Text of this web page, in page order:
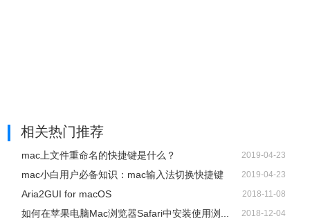
相关热门推荐
mac上文件重命名的快捷键是什么？ 2019-04-23
mac小白用户必备知识：mac输入法切换快捷键 2019-04-23
Aria2GUI for macOS 2018-11-08
如何在苹果电脑Mac浏览器Safari中安装使用浏... 2018-12-04